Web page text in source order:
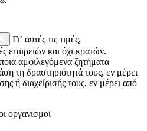
Γι’ αυτές τις τιμές,
εταιρειών και όχι κρατών.
αμφιλεγόμενα ζητήματα
τη δραστηριότητά τους, εν μέρει
ή διαχείρισής τους, εν μέρει από
οργανισμοί